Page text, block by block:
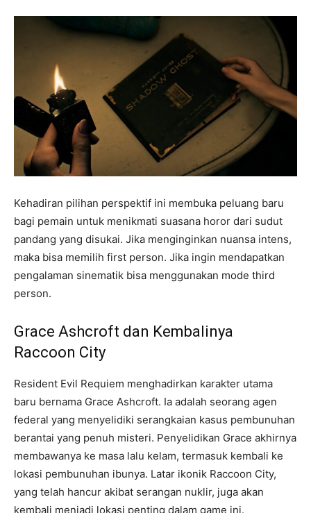
Kehadiran pilihan perspektif ini membuka peluang baru
bagi pemain untuk menikmati suasana horor dari sudut
pandang yang disukai. Jika menginginkan nuansa intens,
maka bisa memilih first person. Jika ingin mendapatkan
pengalaman sinematik bisa menggunakan mode third
person.
Grace Ashcroft dan Kembalinya
Raccoon City
Resident Evil Requiem menghadirkan karakter utama
baru bernama Grace Ashcroft. Ia adalah seorang agen
federal yang menyelidiki serangkaian kasus pembunuhan
berantai yang penuh misteri. Penyelidikan Grace akhirnya
membawanya ke masa lalu kelam, termasuk kembali ke
lokasi pembunuhan ibunya. Latar ikonik Raccoon City,
yang telah hancur akibat serangan nuklir, juga akan
kembali menjadi lokasi penting dalam game ini.